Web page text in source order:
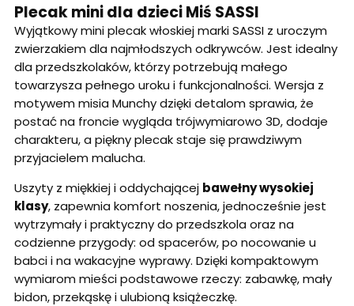
Plecak mini dla dzieci Miś SASSI
Wyjątkowy mini plecak włoskiej marki SASSI z uroczym
zwierzakiem dla najmłodszych odkrywców. Jest idealny
dla przedszkolaków, którzy potrzebują małego
towarzysza pełnego uroku i funkcjonalności. Wersja z
motywem misia Munchy dzięki detalom sprawia, że
postać na froncie wygląda trójwymiarowo 3D, dodaje
charakteru, a piękny plecak staje się prawdziwym
przyjacielem malucha.
Uszyty z miękkiej i oddychającej bawełny wysokiej
klasy, zapewnia komfort noszenia, jednocześnie jest
wytrzymały i praktyczny do przedszkola oraz na
codzienne przygody: od spacerów, po nocowanie u
babci i na wakacyjne wyprawy. Dzięki kompaktowym
wymiarom mieści podstawowe rzeczy: zabawkę, mały
bidon, przekąskę i ulubioną książeczkę.